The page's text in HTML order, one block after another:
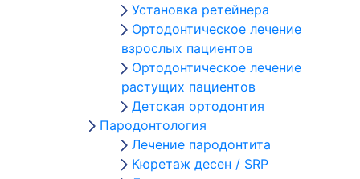
Установка ретейнера
Ортодонтическое лечение
взрослых пациентов
Ортодонтическое лечение
растущих пациентов
Детская ортодонтия
Пародонтология
Лечение пародонтита
Кюретаж десен / SRP